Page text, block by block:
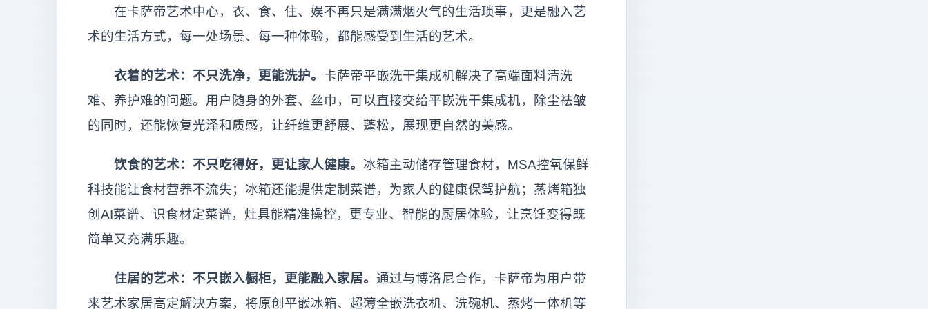
在卡萨帝艺术中心，衣、食、住、娱不再只是满满烟火气的生活琐事，更是融入艺
术的生活方式，每一处场景、每一种体验，都能感受到生活的艺术。
衣着的艺术：不只洗净，更能洗护。 卡萨帝平嵌洗干集成机解决了高端面料清洗
难、养护难的问题。用户随身的外套、丝巾，可以直接交给平嵌洗干集成机，除尘祛皱
的同时，还能恢复光泽和质感，让纤维更舒展、蓬松，展现更自然的美感。
饮食的艺术：不只吃得好，更让家人健康。 冰箱主动储存管理食材，MSA控氧保鲜
科技能让食材营养不流失；冰箱还能提供定制菜谱，为家人的健康保驾护航；蒸烤箱独
创AI菜谱、识食材定菜谱，灶具能精准操控，更专业、智能的厨居体验，让烹饪变得既
简单又充满乐趣。
住居的艺术：不只嵌入橱柜，更能融入家居。 通过与博洛尼合作，卡萨帝为用户带
来艺术家居高定解决方案，将原创平嵌冰箱、超薄全嵌洗衣机、洗碗机、蒸烤一体机等